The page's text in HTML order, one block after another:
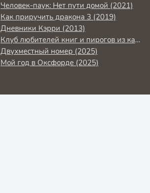
Человек-паук: Нет пути домой (2021)
Как приручить дракона 3 (2019)
Дневники Кэрри (2013)
Клуб любителей книг и пирогов из картофельных очистков (2018)
Двухместный номер (2025)
Мой год в Оксфорде (2025)